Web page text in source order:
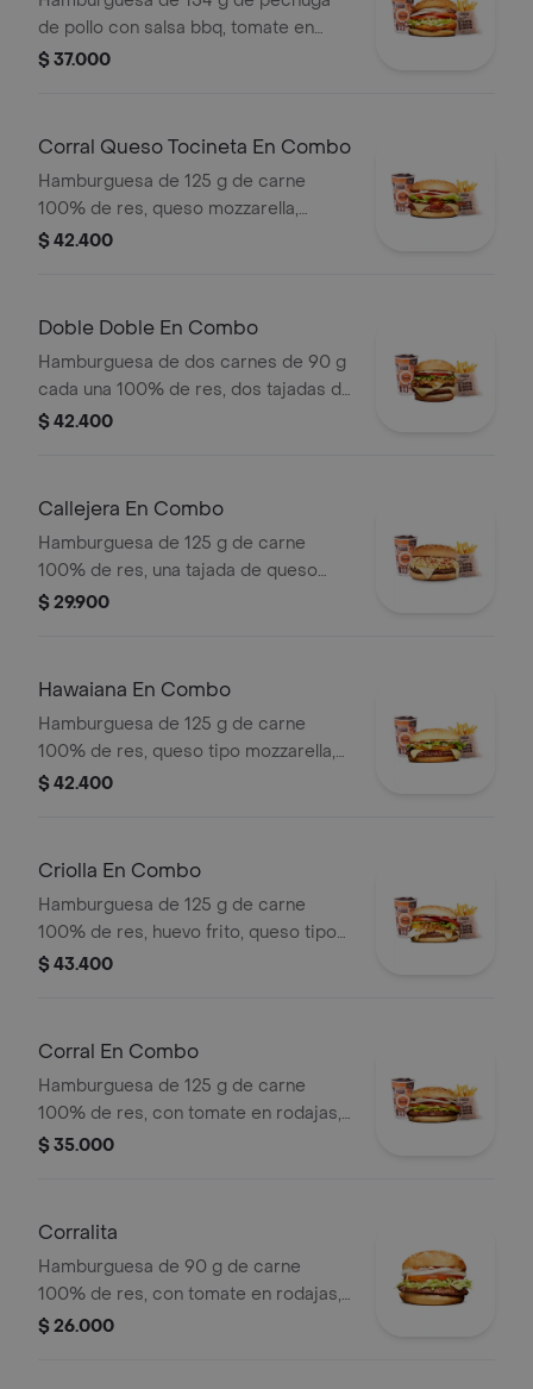
de pollo con salsa bbq, tomate en
rodajas, cebolla en rodajas, lechuga y
$ 37.000
Corral Queso Tocineta En Combo
Hamburguesa de 125 g de carne
100% de res, queso mozzarella,
tocineta, tomate en rodajas, cebolla
bebida
$ 42.400
Doble Doble En Combo
Hamburguesa de dos carnes de 90 g
cada una 100% de res, dos tajadas de
queso tipo mozzarella, cebolla grillé,
cascos) + bebida PET
$ 42.400
Callejera En Combo
Hamburguesa de 125 g de carne
100% de res, una tajada de queso
tipo mozzarella, papas callejera, salsa
+ bebida PET
$ 29.900
Hawaiana En Combo
Hamburguesa de 125 g de carne
100% de res, queso tipo mozzarella,
piña, lechuga, salsa blanca y salsa de
pet
$ 42.400
Criolla En Combo
Hamburguesa de 125 g de carne
100% de res, huevo frito, queso tipo
mozzarella, cebolla grillé, tomate en
pet
$ 43.400
Corral En Combo
Hamburguesa de 125 g de carne
100% de res, con tomate en rodajas,
cebolla en rodajas, lechuga y salsas
$ 35.000
Corralita
Hamburguesa de 90 g de carne
100% de res, con tomate en rodajas,
cebolla en rodajas, lechuga, salsa
$ 26.000